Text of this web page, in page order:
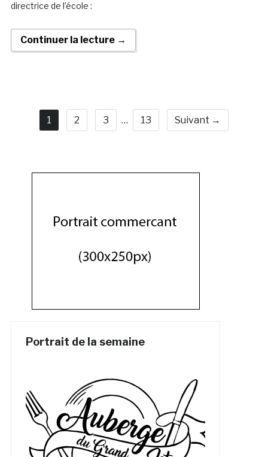
directrice de l’école :
Continuer la lecture →
1 2 3 … 13 Suivant →
Portrait de la semaine